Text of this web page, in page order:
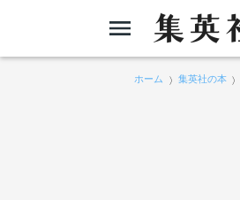
ホーム 集英社の本